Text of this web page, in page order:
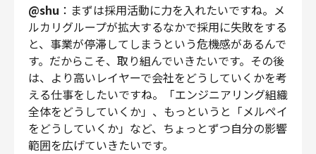
@shu ：まずは採用活動に力を入れたいですね。メ
ルカリグループが拡大するなかで採用に失敗をする
と、事業が停滞してしまうという危機感があるんで
す。だからこそ、取り組んでいきたいです。その後
は、より高いレイヤーで会社をどうしていくかを考
える仕事をしたいですね。「エンジニアリング組織
全体をどうしていくか」、もっというと「メルペイ
をどうしていくか」など、ちょっとずつ自分の影響
範囲を広げていきたいです。